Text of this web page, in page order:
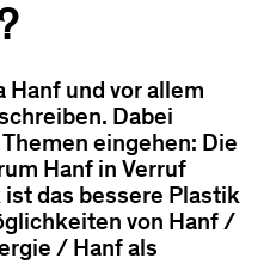
Hanf und vor allem
Dabei
eingehen: Die
Hanf in Verruf
das bessere Plastik
von Hanf /
/ Hanf als